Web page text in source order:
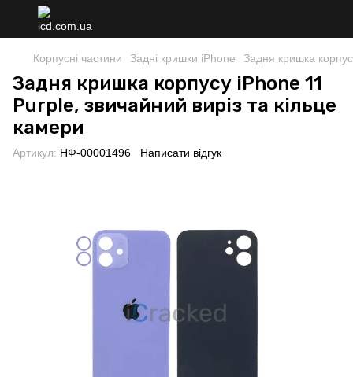
Корпусні частини Задні кришки iPhone Задня кришка
Задня кришка корпусу iPhone 11
Purple, звичайний виріз та кільце
камери
Артикул: НФ-00001496 Написати відгук